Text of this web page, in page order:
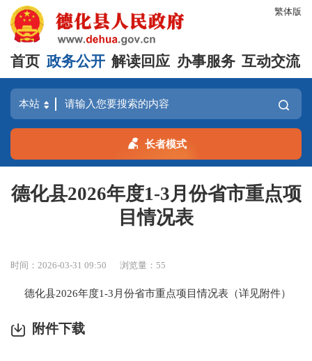
繁体版
首页 政务公开 解读回应 办事服务 互动交流
长者模式
德化县2026年度1-3月份省市重点项
目情况表
时间：2026-03-31 09:50 浏览量：55
德化县2026年度1-3月份省市重点项目情况表（详见附件）
附件下载